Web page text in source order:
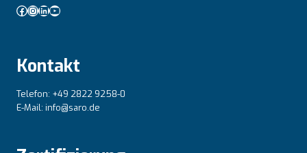
Facebook
Instagram
LinkedIn
YouTube
Kontakt
Telefon: +49 2822 9258-0
E-Mail: info@saro.de